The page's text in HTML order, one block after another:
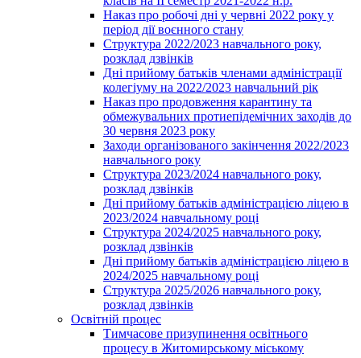
Наказ про робочі дні у червні 2022 року у
період дії воєнного стану
Структура 2022/2023 навчального року,
розклад дзвінків
Дні прийому батьків членами адміністрації
колегіуму на 2022/2023 навчальний рік
Наказ про продовження карантину та
обмежувальних протиепідемічних заходів до
30 червня 2023 року
Заходи організованого закінчення 2022/2023
навчального року
Структура 2023/2024 навчального року,
розклад дзвінків
Дні прийому батьків адміністрацією ліцею в
2023/2024 навчальному році
Структура 2024/2025 навчального року,
розклад дзвінків
Дні прийому батьків адміністрацією ліцею в
2024/2025 навчальному році
Структура 2025/2026 навчального року,
розклад дзвінків
Освітній процес
Тимчасове призупинення освітнього
процесу в Житомирському міському